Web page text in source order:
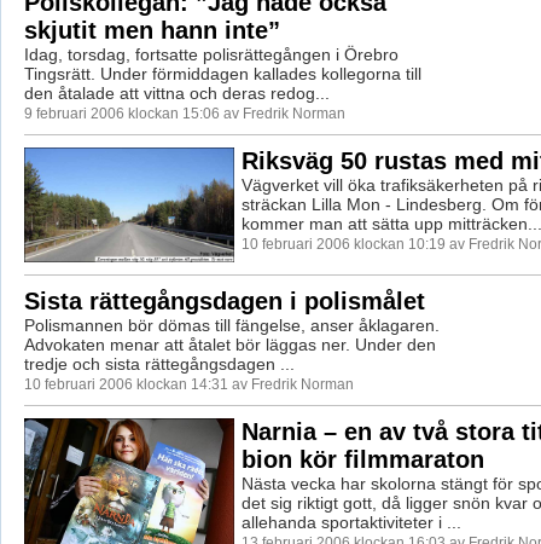
skjutit men hann inte”
Idag, torsdag, fortsatte polisrättegången i Örebro
Tingsrätt. Under förmiddagen kallades kollegorna till
den åtalade att vittna och deras redog...
9 februari 2006 klockan 15:06 av Fredrik Norman
Riksväg 50 rustas med
Vägverket vill öka trafiksäkerheten på
sträckan Lilla Mon - Lindesberg. Om
kommer man att sätta upp mitträcken...
10 februari 2006 klockan 10:19 av Fredrik
Sista rättegångsdagen i polismålet
Polismannen bör dömas till fängelse, anser åklagaren.
Advokaten menar att åtalet bör läggas ner. Under den
tredje och sista rättegångsdagen ...
10 februari 2006 klockan 14:31 av Fredrik Norman
Narnia – en av två stora
bion kör filmmaraton
Nästa vecka har skolorna stängt för
det sig riktigt gott, då ligger snön kvar
allehanda sportaktiviteter i ...